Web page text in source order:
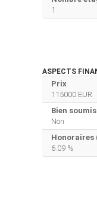
1
ASPECTS
Prix
115000 EUR
Bien
Non
Honoraires
6.09 %